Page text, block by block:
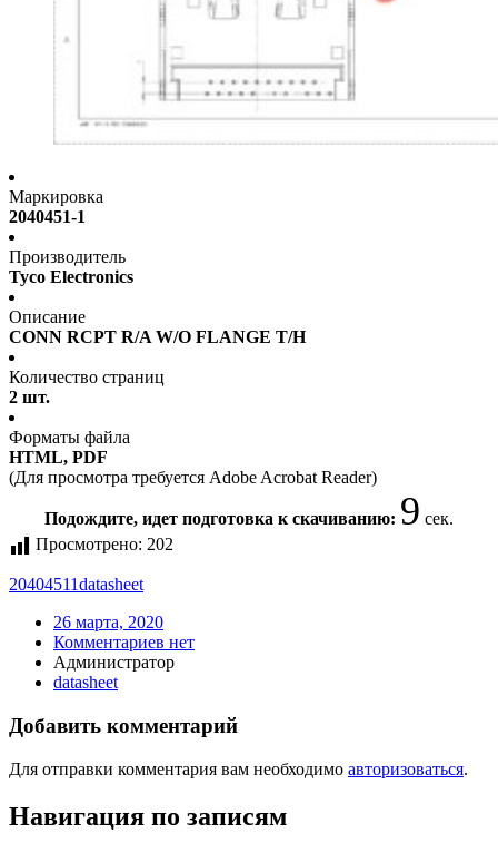
Маркировка
2040451-1
Производитель
Tyco Electronics
Описание
CONN RCPT R/A W/O FLANGE T/H
Количество страниц
2 шт.
Форматы файла
HTML, PDF
(Для просмотра требуется Adobe Acrobat Reader)
Подождите, идет подготовка к скачиванию: 9 сек.
Просмотрено: 202
20404511datasheet
26 марта, 2020
Комментариев нет
Администратор
datasheet
Добавить комментарий
Для отправки комментария вам необходимо авторизоваться.
Навигация по записям